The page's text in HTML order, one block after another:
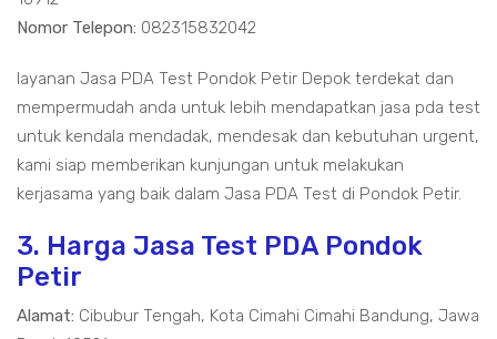
Nomor Telepon: 082315832042
layanan Jasa PDA Test Pondok Petir Depok terdekat dan
mempermudah anda untuk lebih mendapatkan jasa pda test
untuk kendala mendadak, mendesak dan kebutuhan urgent,
kami siap memberikan kunjungan untuk melakukan
kerjasama yang baik dalam Jasa PDA Test di Pondok Petir.
3. Harga Jasa Test PDA Pondok
Petir
Alamat: Cibubur Tengah, Kota Cimahi Cimahi Bandung, Jawa